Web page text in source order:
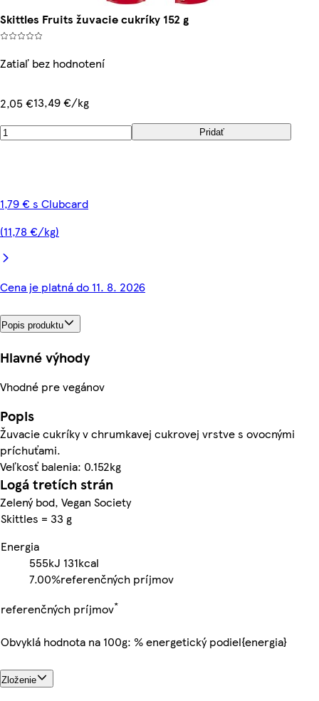
Skittles Fruits žuvacie cukríky 152 g
Zatiaľ bez hodnotení
2,05 €13,49 €/kg
Pridať
1,79 € s Clubcard
(11,78 €/kg)
Cena je platná do 11. 8. 2026
Popis produktu
Hlavné výhody
Vhodné pre vegánov
Popis
Žuvacie cukríky v chrumkavej cukrovej vrstve s ovocnými
príchuťami.
Veľkosť balenia: 0.152kg
Logá tretích strán
Zelený bod, Vegan Society
Skittles = 33 g
Energia
555kJ 131kcal
7.00%referenčných príjmov
referenčných príjmov*
Obvyklá hodnota na 100g: % energetický podiel{energia}
Zloženie